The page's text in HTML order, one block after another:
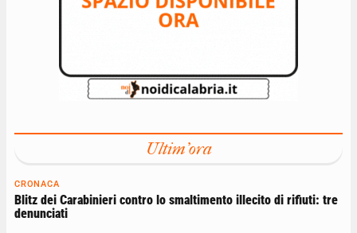
Ultim'ora
CRONACA
Blitz dei Carabinieri contro lo smaltimento illecito di rifiuti: tre
denunciati